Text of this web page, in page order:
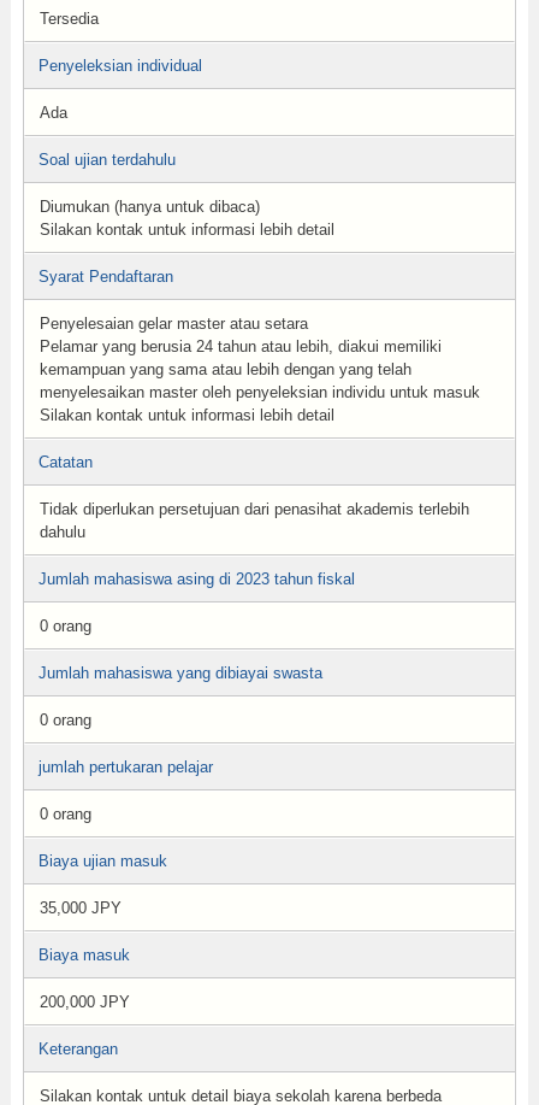
Tersedia
Penyeleksian individual
Ada
Soal ujian terdahulu
Diumukan (hanya untuk dibaca)
Silakan kontak untuk informasi lebih detail
Syarat Pendaftaran
Penyelesaian gelar master atau setara
Pelamar yang berusia 24 tahun atau lebih, diakui memiliki
kemampuan yang sama atau lebih dengan yang telah
menyelesaikan master oleh penyeleksian individu untuk masuk
Silakan kontak untuk informasi lebih detail
Catatan
Tidak diperlukan persetujuan dari penasihat akademis terlebih
dahulu
Jumlah mahasiswa asing di 2023 tahun fiskal
0 orang
Jumlah mahasiswa yang dibiayai swasta
0 orang
jumlah pertukaran pelajar
0 orang
Biaya ujian masuk
35,000 JPY
Biaya masuk
200,000 JPY
Keterangan
Silakan kontak untuk detail biaya sekolah karena berbeda